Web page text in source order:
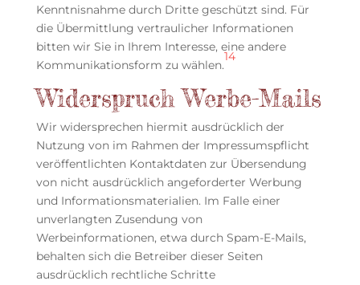
Kenntnisnahme durch Dritte geschützt sind. Für
die Übermittlung vertraulicher Informationen
bitten wir Sie in Ihrem Interesse, eine andere
Kommunikationsform zu wählen.
14
Widerspruch Werbe-Mails
Wir widersprechen hiermit ausdrücklich der
Nutzung von im Rahmen der Impressumspflicht
veröffentlichten Kontaktdaten zur Übersendung
von nicht ausdrücklich angeforderter Werbung
und Informationsmaterialien. Im Falle einer
unverlangten Zusendung von
Werbeinformationen, etwa durch Spam-E-Mails,
behalten sich die Betreiber dieser Seiten
ausdrücklich rechtliche Schritte